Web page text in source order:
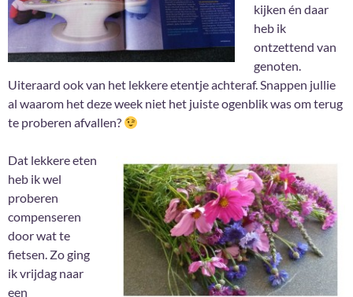
kijken én daar
heb ik
ontzettend van
genoten.
Uiteraard ook van het lekkere etentje achteraf. Snappen jullie
al waarom het deze week niet het juiste ogenblik was om terug
te proberen afvallen?
Dat lekkere eten
heb ik wel
proberen
compenseren
door wat te
fietsen. Zo ging
ik vrijdag naar
een